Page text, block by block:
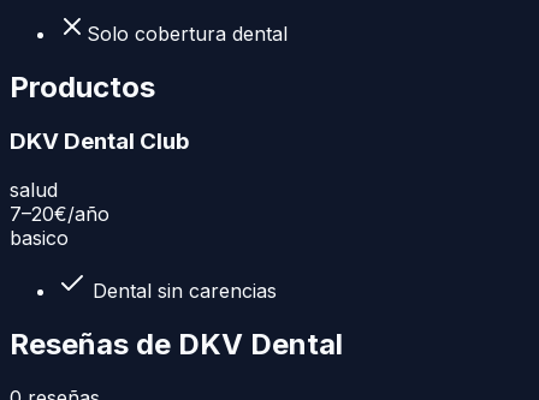
Solo cobertura dental
Productos
DKV Dental Club
salud
7–20€/año
basico
Dental sin carencias
Reseñas de DKV Dental